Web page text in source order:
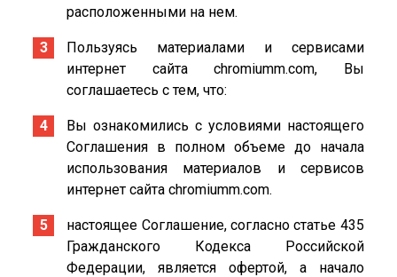
расположенными на нем.
Пользуясь материалами и сервисами
интернет сайта chromiumm.com, Вы
соглашаетесь с тем, что:
Вы ознакомились с условиями настоящего
Соглашения в полном объеме до начала
использования материалов и сервисов
интернет сайта chromiumm.com.
настоящее Соглашение, согласно статье 435
Гражданского Кодекса Российской
Федерации, является офертой, а начало